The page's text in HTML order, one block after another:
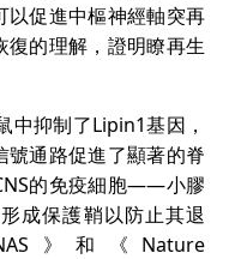
以促進中樞神經軸突再
的理解，證明瞭再生
中抑制了Lipin1基因，
通路促進了顯著的脊
的免疫細胞——小膠
成保護鞘以防止其退
》和《Nature